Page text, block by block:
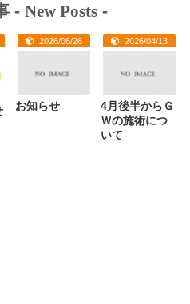
- New Posts-
2026/06/26
お知らせ
2026/04/13
4月後半からＧ
Ｗの施術につ
いて